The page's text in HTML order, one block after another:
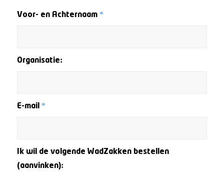
Voor- en Achternaam *
Organisatie:
E-mail *
Ik wil de volgende WadZakken bestellen
(aanvinken):